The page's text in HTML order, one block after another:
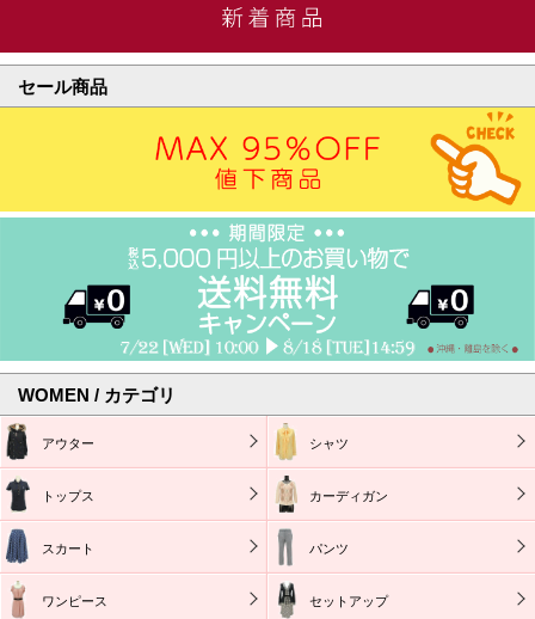
セール商品
WOMEN / カテゴリ
アウター シャツ
トップス カーディガン
スカート パンツ
ワンピース セットアップ